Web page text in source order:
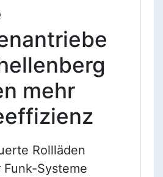
mehr
Rollläden
Systeme